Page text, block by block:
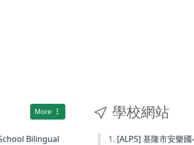
More
Bilingual
學校網站
[ALPS] 基隆市安樂